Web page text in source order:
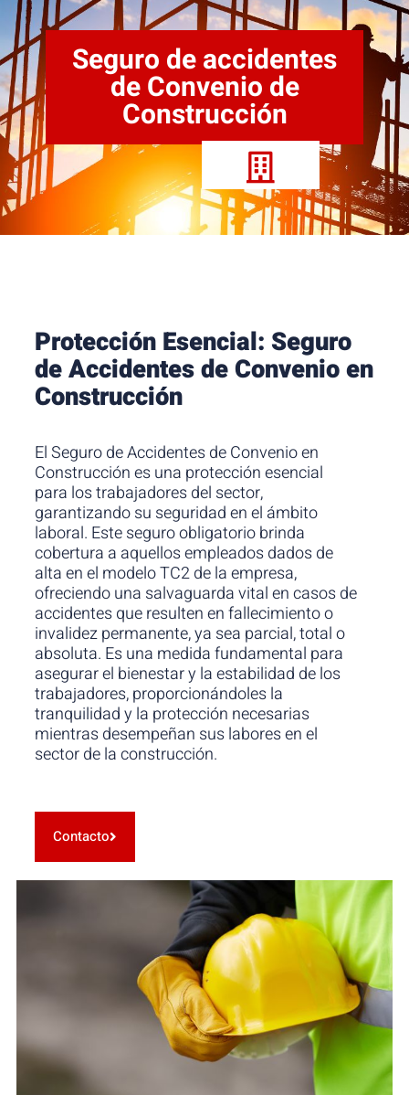
Seguro de accidentes
de Convenio de
Construcción
Protección Esencial: Seguro
de Accidentes de Convenio en
Construcción
El Seguro de Accidentes de Convenio en
Construcción es una protección esencial
para los trabajadores del sector,
garantizando su seguridad en el ámbito
laboral. Este seguro obligatorio brinda
cobertura a aquellos empleados dados de
alta en el modelo TC2 de la empresa,
ofreciendo una salvaguarda vital en casos de
accidentes que resulten en fallecimiento o
invalidez permanente, ya sea parcial, total o
absoluta. Es una medida fundamental para
asegurar el bienestar y la estabilidad de los
trabajadores, proporcionándoles la
tranquilidad y la protección necesarias
mientras desempeñan sus labores en el
sector de la construcción.
Contacto